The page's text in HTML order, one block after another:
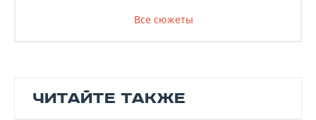
Все сюжеты
ЧИТАЙТЕ ТАКЖЕ